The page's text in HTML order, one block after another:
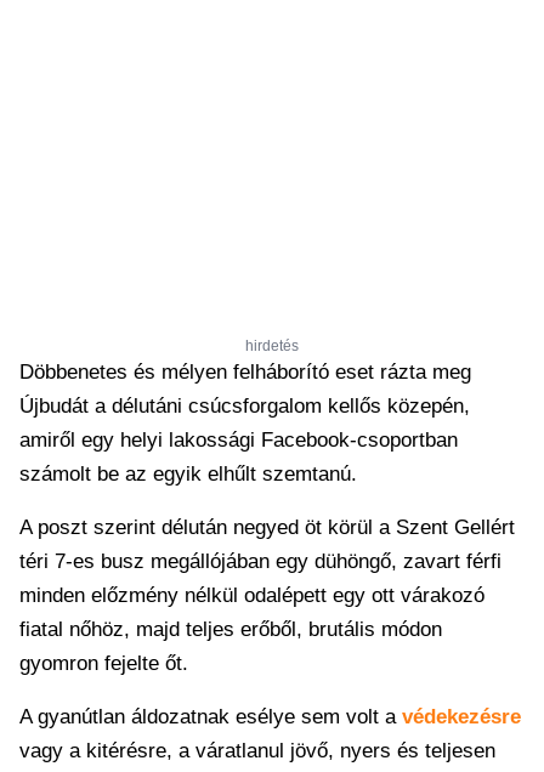
hirdetés
Döbbenetes és mélyen felháborító eset rázta meg
Újbudát a délutáni csúcsforgalom kellős közepén,
amiről egy helyi lakossági Facebook-csoportban
számolt be az egyik elhűlt szemtanú.
A poszt szerint délután negyed öt körül a Szent Gellért
téri 7-es busz megállójában egy dühöngő, zavart férfi
minden előzmény nélkül odalépett egy ott várakozó
fiatal nőhöz, majd teljes erőből, brutális módon
gyomron fejelte őt.
A gyanútlan áldozatnak esélye sem volt a védekezésre
vagy a kitérésre, a váratlanul jövő, nyers és teljesen